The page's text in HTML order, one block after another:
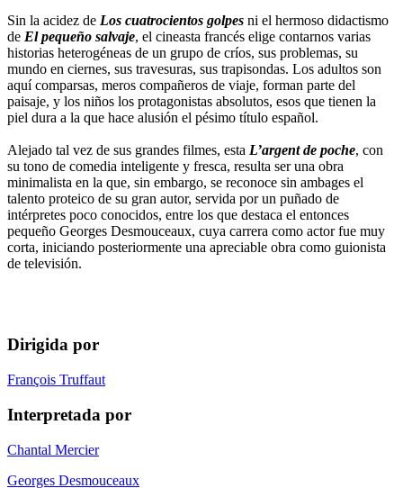
Sin la acidez de Los cuatrocientos golpes ni el hermoso didactismo
de El pequeño salvaje, el cineasta francés elige contarnos varias
historias heterogéneas de un grupo de críos, sus problemas, su
mundo en ciernes, sus travesuras, sus trapisondas. Los adultos son
aquí comparsas, meros compañeros de viaje, forman parte del
paisaje, y los niños los protagonistas absolutos, esos que tienen la
piel dura a la que hace alusión el pésimo título español.
Alejado tal vez de sus grandes filmes, esta L’argent de poche, con
su tono de comedia inteligente y fresca, resulta ser una obra
minimalista en la que, sin embargo, se reconoce sin ambages el
talento proteico de su gran autor, servida por un puñado de
intérpretes poco conocidos, entre los que destaca el entonces
pequeño Georges Desmouceaux, cuya carrera como actor fue muy
corta, iniciando posteriormente una apreciable obra como guionista
de televisión.
Dirigida por
François Truffaut
Interpretada por
Chantal Mercier
Georges Desmouceaux